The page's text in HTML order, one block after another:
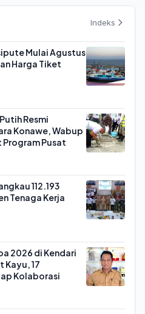
Indeks
Mulai Agustus
Harga Tiket
Resmi
Konawe, Wabup
Program Pusat
112.193
Tenaga Kerja
2026 di Kendari
Kayu, 17
Kolaborasi